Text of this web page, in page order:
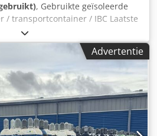
, Gebruikte geïsoleerde
/ transportcontainer / IBC Laatste
10845 Inhoud: ca. 1000
stapelframe Hoogte
(natte delen): 14301 / AISI 304
Met isolatie en elektrische
niet getest) Bedrijfsdruk volgens
tank: Dodpfx Afeuy Ratsqeck
lengte: 1220mm Totale
Interieur: 14301 / AISI 304
304 Uitrusting: Typeplaatje: nee
Advertentie